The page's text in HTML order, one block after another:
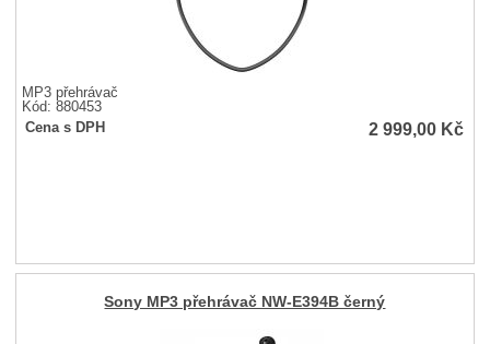
MP3 přehrávač
Kód: 880453
Cena s DPH
2 999,00 Kč
Sony MP3 přehrávač NW-E394B černý